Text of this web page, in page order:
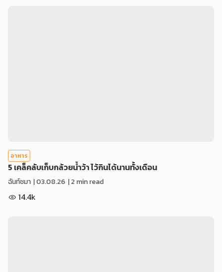
อาหาร
5 เคล็คลับเก็บกล้วยน้ำว้า ไว้กินได้นานทั้งเดือน
ฉันท์ชมา |03.08.26 | 2 min read
14.4k